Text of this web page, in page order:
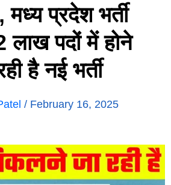
प्रदेश भर्ती
लाख पदों में होने
है नई भर्ती
/ February 16, 2025